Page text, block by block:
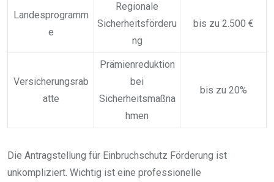
Landesprogramm
e
Regionale
Sicherheitsförderu
ng
bis zu 2.500 €
Versicherungsrab
atte
Prämienreduktion
bei
Sicherheitsmaßna
hmen
bis zu 20%
Die Antragstellung für Einbruchschutz Förderung ist
unkompliziert. Wichtig ist eine professionelle